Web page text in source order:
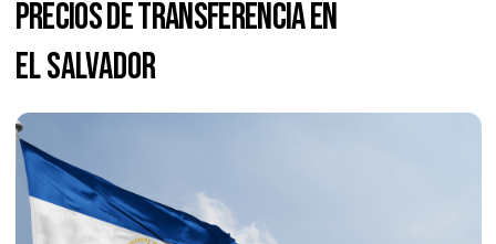
Precios De Transferencia En
El Salvador